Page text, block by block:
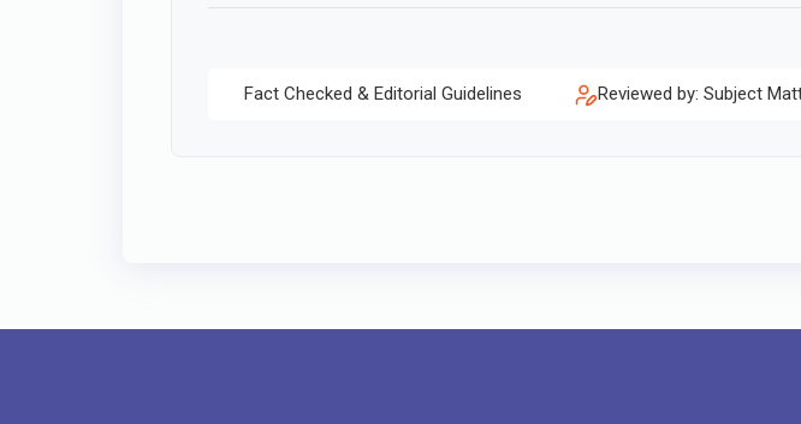
Fact Checked & Editorial Guidelines Reviewed by: Subject